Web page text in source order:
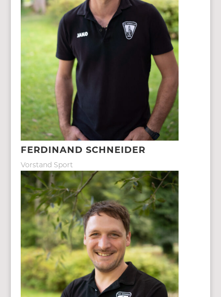
FERDINAND SCHNEIDER
Vorstand Sport